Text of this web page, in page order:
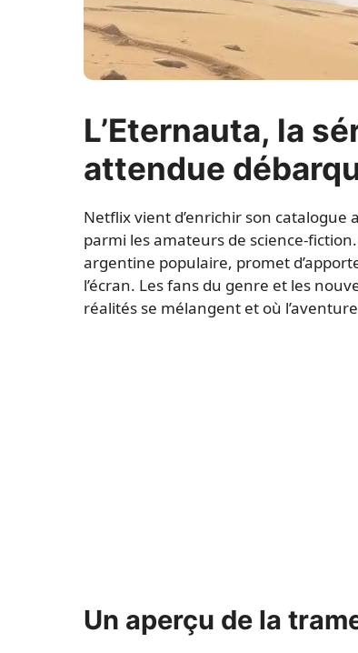
L’Eternauta, la
attendue
Netflix vient d’enrichir son
parmi les amateurs de science-
argentine populaire, promet
l’écran. Les fans du genre et les
réalités se mélangent et où
Un aperçu de la